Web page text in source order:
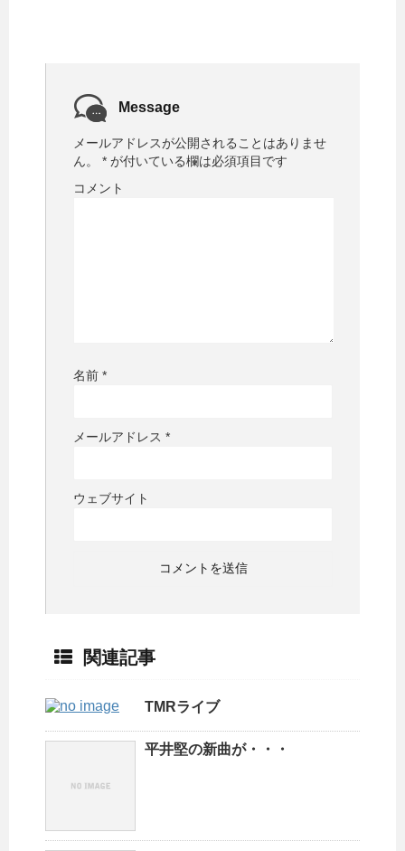
Message
メールアドレスが公開されることはありませ
ん。
* が付いている欄は必須項目です
コメント
名前 *
メールアドレス *
ウェブサイト
関連記事
TMRライブ
平井堅の新曲が・・・